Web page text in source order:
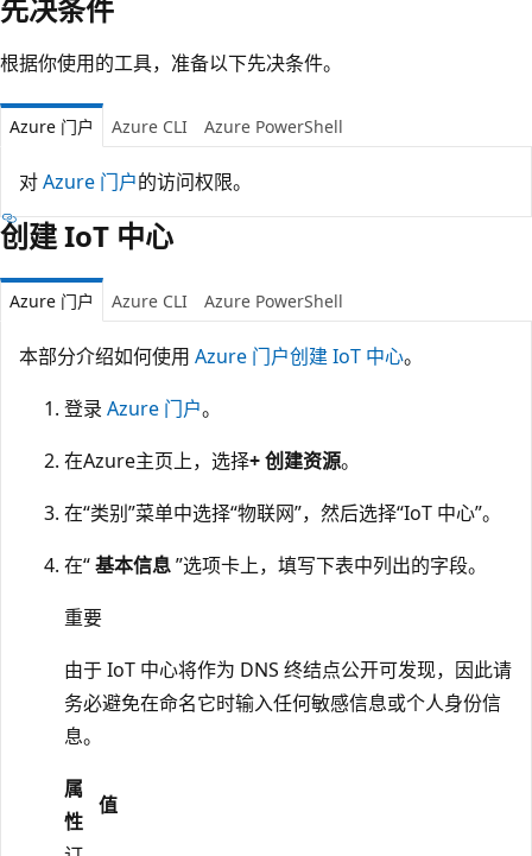
先决条件
根据你使用的工具，准备以下先决条件。
Azure 门户 Azure CLI Azure PowerShell
对Azure 门户的访问权限。
创建 IoT 中心
Azure 门户 Azure CLI Azure PowerShell
本部分介绍如何使用 Azure 门户创建 IoT 中心。
登录 Azure 门户。
在Azure主页上，选择+ 创建资源。
在“类别”菜单中选择“物联网”，然后选择“IoT 中心”。
在“基本信息”选项卡上，填写下表中列出的字段。
重要
由于 IoT 中心将作为 DNS 终结点公开可发现，因此请
务必避免在命名它时输入任何敏感信息或个人身份信
息。
属
性
值